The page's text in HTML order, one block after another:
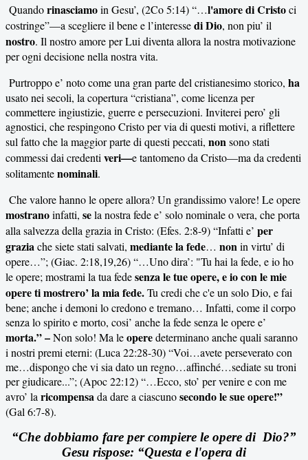
Quandorinasciamoin Gesu’, (2Co 5:14) “…l'amore di Cristoci
costringe”—a scegliere il bene e l’interessedi Dio, non piu’ il
nostro. Il nostro amore per Lui diventa allora la nostra motivazione
per ogni decisione nella nostra vita.
Purtroppo e’ noto come una gran parte del cristianesimo storico, ha
usato nei secoli, la copertura “cristiana”, come licenza per
commettere ingiustizie, guerre e persecuzioni. Inviterei pero’ gli
agnostici, che respingono Cristo per via di questi motivi, a riflettere
sul fatto che la maggior parte di questi peccati, nonsono stati
commessi dai credenti veri—e tantomeno da Cristo—ma da credenti
solitamentenominali.
Che valore hanno le opere allora? Un grandissimo valore! Le opere
mostranoinfatti, sela nostra fede e’ solo nominale o vera, che porta
alla salvezza della grazia in Cristo: (Efes. 2:8-9) “Infatti e’ per
graziache siete stati salvati, mediante la fede… nonin virtu’ di
opere…”; (Giac. 2:18,19,26) “…Uno dira’: "Tu hai la fede, e io ho
le opere; mostrami la tua fedesenza le tue opere, e io con le mie
opere ti mostrero’ la mia fede.Tu credi che c'e un solo Dio, e fai
bene; anche i demoni lo credono e tremano… Infatti, come il corpo
senza lo spirito e morto, cosi’ anche la fede senza le opere e’
morta.” –Non solo! Ma leoperedeterminano anche quali saranno
i nostri premi eterni: (Luca 22:28-30) “Voi…avete perseverato con
me…dispongo che vi sia dato un regno…affinché…sediate su troni
per giudicare...”; (Apoc 22:12) “…Ecco, sto’ per venire e con me
avro’ la ricompensada dare a ciascunosecondo le sue opere!”
(Gal 6:7-8).
“Che dobbiamo fare per compiere le opere di Dio?”
Gesu rispose: “Questa e l'opera di